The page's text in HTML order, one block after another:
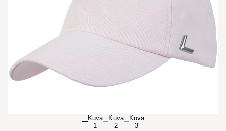
Avaa tuotekuva suurennettuna
Kuva
1
Kuva
2
Kuva
3